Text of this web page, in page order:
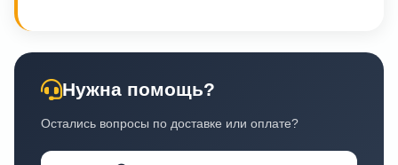
Нужна помощь?
Остались вопросы по доставке или оплате?